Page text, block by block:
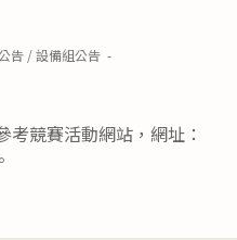
告 /設備組公告
競賽活動網站，網址：